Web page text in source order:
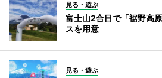
見る・遊ぶ
富士山2合目で「裾野高
スを用意
見る・遊ぶ